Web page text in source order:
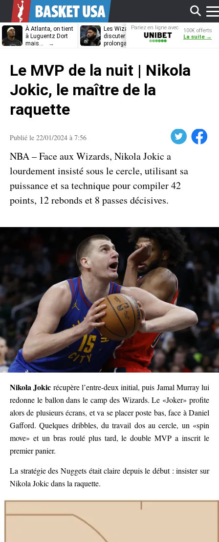
À Atlanta, on tient
à Luguentz Dort
mais…
Les Wizards vont
discuter
prolongation avec
Dennis
découvrira-t-il
Pariez en ligne avec
Unibet
100€ offerts
La suite →
Le MVP de la nuit | Nikola
Jokic, le maître de la
raquette
Publié le 22/01/2024 à 7:56 Facebook
NBA – Face aux Wizards, Nikola Jokic a
lourdement insisté sous le cercle, utilisant sa
puissance et sa technique pour compiler 42
points, 12 rebonds et 8 passes décisives.
Nikola Jokic récupère l’entre-deux initial, puis Jamal Murray lui
redonne le ballon dans le camp des Wizards. Le «Joker» profite
alors de plusieurs écrans, et va se placer poste bas, face à Daniel
Gafford. Quelques dribbles, du travail dos au cercle, un «spin
move» et un bras roulé plus tard, le double MVP a inscrit le
premier panier.
La stratégie des Nuggets était claire depuis le début : insister sur
Nikola Jokic dans la raquette.